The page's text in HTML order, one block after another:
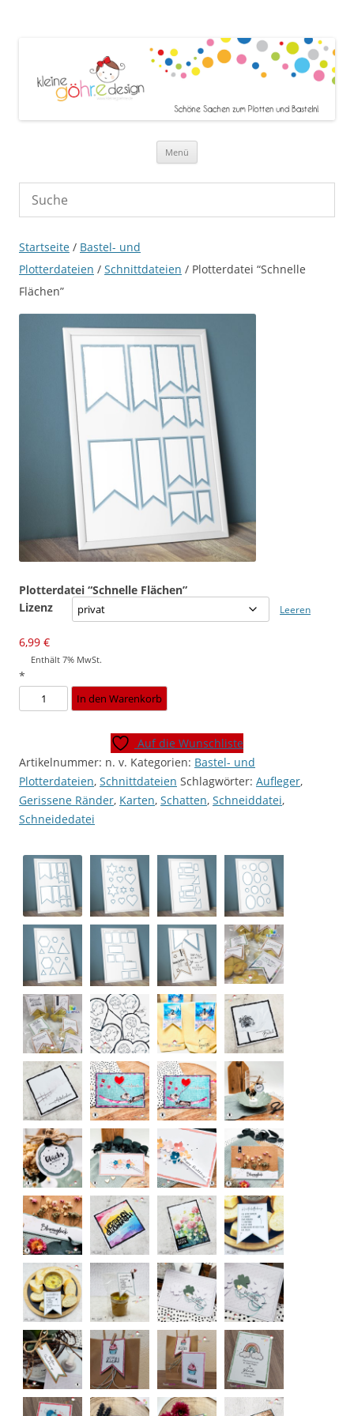
Menü
Startseite / Bastel- und
Plotterdateien / Schnittdateien / Plotterdatei “Schnelle
Flächen”
Plotterdatei “Schnelle Flächen”
Lizenz
Leeren
6,99 €
Enthält 7% MwSt.
*
Plotterdatei
"Schnelle
Menge
In den Warenkorb
Auf die Wunschliste
Artikelnummer: n. v. Kategorien: Bastel- und
Plotterdateien, Schnittdateien Schlagwörter: Aufleger,
Gerissene Ränder, Karten, Schatten, Schneiddatei,
Schneidedatei